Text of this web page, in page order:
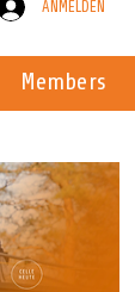
ANMELDEN
Members